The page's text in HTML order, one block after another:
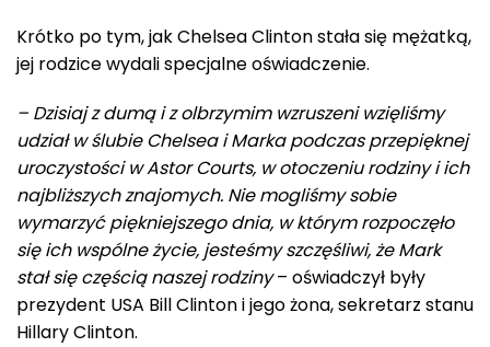
Krótko po tym, jak Chelsea Clinton stała się mężatką,
jej rodzice wydali specjalne oświadczenie.
– Dzisiaj z dumą i z olbrzymim wzruszeni wzięliśmy
udział w ślubie Chelsea i Marka podczas przepięknej
uroczystości w Astor Courts, w otoczeniu rodziny i ich
najbliższych znajomych. Nie mogliśmy sobie
wymarzyć piękniejszego dnia, w którym rozpoczęło
się ich wspólne życie, jesteśmy szczęśliwi, że Mark
stał się częścią naszej rodziny– oświadczył były
prezydent USA Bill Clinton i jego żona, sekretarz stanu
Hillary Clinton.